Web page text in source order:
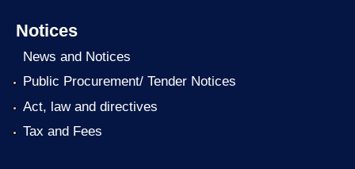
Notices
News and Notices
Public Procurement/ Tender Notices
Act, law and directives
Tax and Fees